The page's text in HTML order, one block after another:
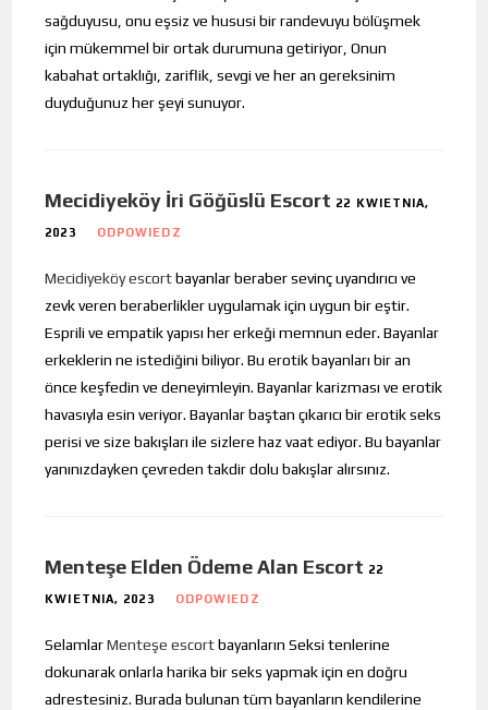
sağduyusu, onu eşsiz ve hususi bir randevuyu bölüşmek
için mükemmel bir ortak durumuna getiriyor, Onun
kabahat ortaklığı, zariflik, sevgi ve her an gereksinim
duyduğunuz her şeyi sunuyor.
Mecidiyeköy İri Göğüslü Escort 22 KWIETNIA,
2023 ODPOWIEDZ
Mecidiyeköy escortbayanlar beraber sevinç uyandırıcı ve
zevk veren beraberlikler uygulamak için uygun bir eştir.
Esprili ve empatik yapısı her erkeği memnun eder. Bayanlar
erkeklerin ne istediğini biliyor. Bu erotik bayanları bir an
önce keşfedin ve deneyimleyin. Bayanlar karizması ve erotik
havasıyla esin veriyor. Bayanlar baştan çıkarıcı bir erotik seks
perisi ve size bakışları ile sizlere haz vaat ediyor. Bu bayanlar
yanınızdayken çevreden takdir dolu bakışlar alırsınız.
Menteşe Elden Ödeme Alan Escort 22
KWIETNIA, 2023 ODPOWIEDZ
SelamlarMenteşe escortbayanların Seksi tenlerine
dokunarak onlarla harika bir seks yapmak için en doğru
adrestesiniz. Burada bulunan tüm bayanların kendilerine